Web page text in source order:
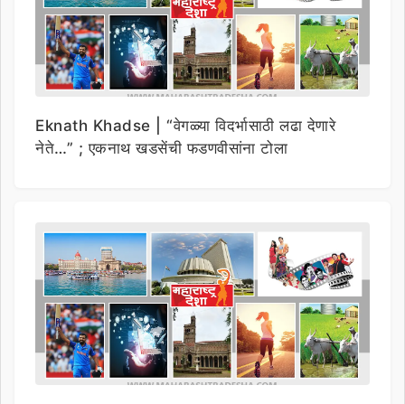
Eknath Khadse | “वेगळ्या विदर्भासाठी लढा देणारे
नेते…” ; एकनाथ खडसेंची फडणवीसांना टोला